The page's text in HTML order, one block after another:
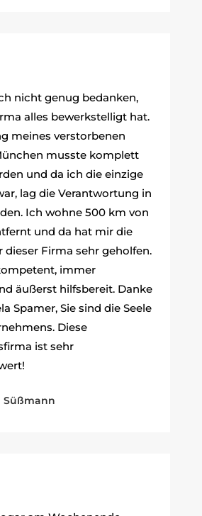
nicht genug bedanken,
alles bewerkstelligt hat.
meines verstorbenen
musste komplett
und da ich die einzige
lag die Verantwortung in
Ich wohne 500 km von
und da hat mir die
dieser Firma sehr geholfen.
immer
äußerst hilfsbereit. Danke
Spamer, Sie sind die Seele
Diese
ist sehr
Süßmann